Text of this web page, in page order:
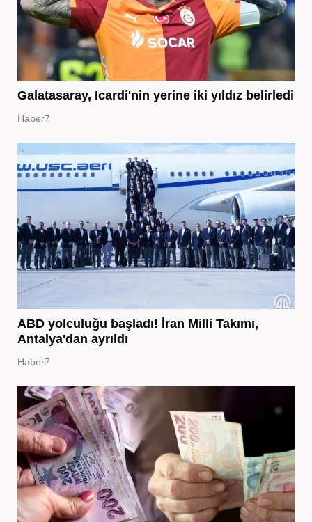
Galatasaray, Icardi'nin yerine iki yıldız belirledi
Haber7
ABD yolculuğu başladı! İran Milli Takımı,
Antalya'dan ayrıldı
Haber7